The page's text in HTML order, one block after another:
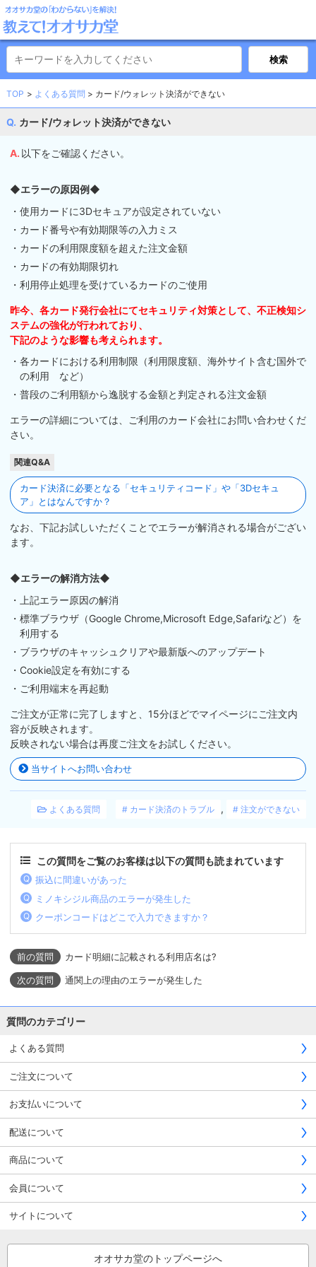
TOP よくある質問 カード/ウォレット決済ができない
カード/ウォレット決済ができない
以下をご確認ください。
◆エラーの原因例◆
・使用カードに3Dセキュアが設定されていない
・カード番号や有効期限等の入力ミス
・カードの利用限度額を超えた注文金額
・カードの有効期限切れ
・利用停止処理を受けているカードのご使用
昨今、各カード発行会社にてセキュリティ対策として、不正検知シ
ステムの強化が行われており、
下記のような影響も考えられます。
・各カードにおける利用制限（利用限度額、海外サイト含む国外で
の利用 など）
・普段のご利用額から逸脱する金額と判定される注文金額
エラーの詳細については、ご利用のカード会社にお問い合わせくだ
さい。
関連Q&A
カード決済に必要となる「セキュリティコード」や「3Dセキュ
ア」とはなんですか？
なお、下記お試しいただくことでエラーが解消される場合がござい
ます。
◆エラーの解消方法◆
・上記エラー原因の解消
・標準ブラウザ（Google Chrome,Microsoft Edge,Safariなど）を
利用する
・ブラウザのキャッシュクリアや最新版へのアップデート
・Cookie設定を有効にする
・ご利用端末を再起動
ご注文が正常に完了しますと、15分ほどでマイページにご注文内
容が反映されます。
反映されない場合は再度ご注文をお試しください。
当サイトへお問い合わせ
よくある質問 カード決済のトラブル , 注文ができない
この質問をご覧のお客様は以下の質問も読まれています
振込に間違いがあった
ミノキシジル商品のエラーが発生した
クーポンコードはどこで入力できますか？
カード明細に記載される利用店名は?
通関上の理由のエラーが発生した
質問のカテゴリー
よくある質問
ご注文について
お支払いについて
配送について
商品について
会員について
サイトについて
オオサカ堂のトップページへ